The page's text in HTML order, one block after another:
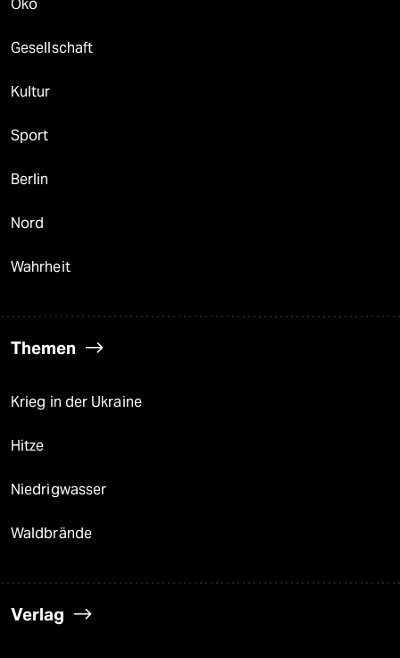
Öko
Gesellschaft
Kultur
Sport
Berlin
Nord
Wahrheit
Themen
Krieg in der Ukraine
Hitze
Niedrigwasser
Waldbrände
Verlag